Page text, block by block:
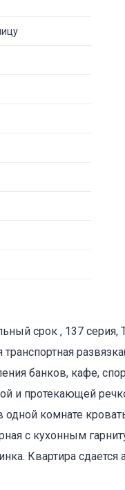
срок , 137
транспортная
банков, кафе,
и протекающей
комнате
с кухонным
Квартира